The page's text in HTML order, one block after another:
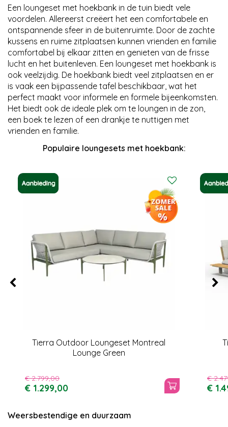
Een loungeset met hoekbank in de tuin biedt vele
voordelen. Allereerst creëert het een comfortabele en
ontspannende sfeer in de buitenruimte. Door de zachte
kussens en ruime zitplaatsen kunnen vrienden en familie
comfortabel bij elkaar zitten en genieten van de frisse
lucht en het buitenleven. Een loungeset met hoekbank is
ook veelzijdig. De hoekbank biedt veel zitplaatsen en er
is vaak een bijpassende tafel beschikbaar, wat het
perfect maakt voor informele en formele bijeenkomsten.
Het biedt ook de ideale plek om te loungen in de zon,
een boek te lezen of een drankje te nuttigen met
vrienden en familie.
Populaire loungesets met hoekbank:
Tierra Outdoor Loungeset Montreal
Lounge Green
€ 2.799,00
€ 1.299,00
€
€
Weersbestendige en duurzaam